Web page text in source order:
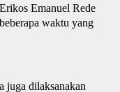
Emanuel Rede
waktu yang
juga dilaksanakan